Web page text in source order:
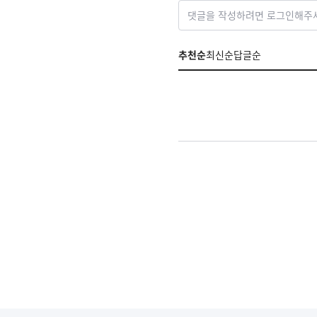
댓글을 작성하려면 로그인해주
추천순최신순답글순